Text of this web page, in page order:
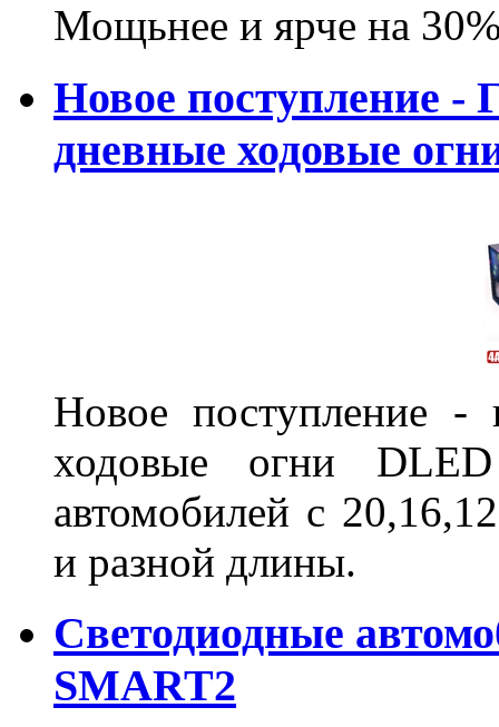
Мощьнее и ярче на
Новое поступление -
дневные ходовые
Новое поступление -
ходовые огни
автомобилей с
и разной длины.
Светодиодные
SMART2